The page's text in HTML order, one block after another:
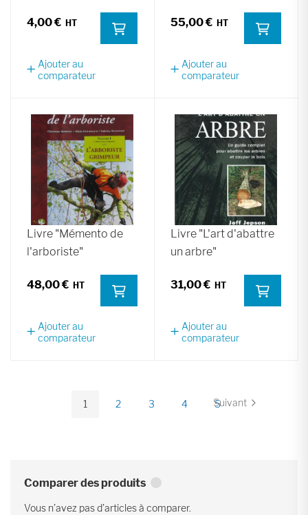
4,00 €
Ajouter au
comparateur
55,00 €
Ajouter au
comparateur
Livre "Mémento de
l'arboriste"
48,00 €
Ajouter au
comparateur
Livre "L'art d'abattre
un arbre"
31,00 €
Ajouter au
comparateur
Vous
1 Page
2 Page
3 Page
4 Page
5 Page
Suivant
Comparer des produits
Vous n’avez pas d’articles à comparer.